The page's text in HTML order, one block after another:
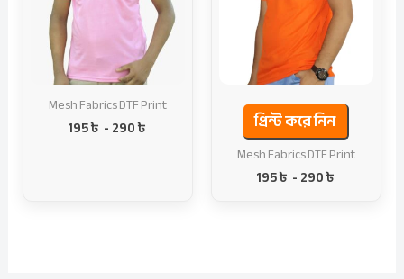
Mesh Fabrics DTF Print
195৳ -290৳ প্রিন্ট করে নিন
Mesh Fabrics DTF Print
195৳ -290৳